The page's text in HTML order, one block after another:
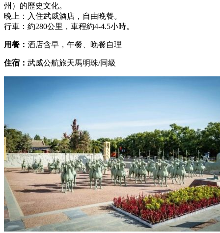
州）的歷史文化。
晚上：入住武威酒店，自由晚餐。
行車：約280公里，車程約4-4.5小時。
用餐： 酒店含早，午餐、晚餐自理
住宿： 武威公航旅天馬明珠/同級